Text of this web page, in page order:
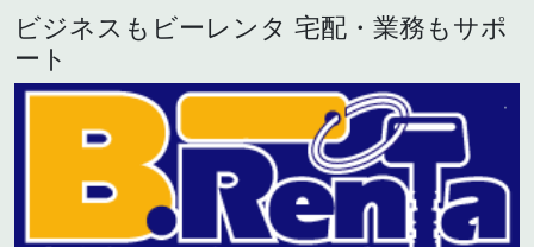
ビジネスもビーレンタ 宅配・業務もサポ
ート